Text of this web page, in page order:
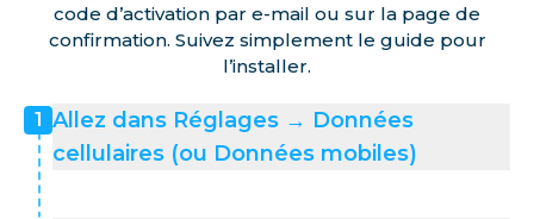
code d’activation par e-mail ou sur la page de
confirmation. Suivez simplement le guide pour
l’installer.
1 Allez dans Réglages → Données
cellulaires (ou Données mobiles)